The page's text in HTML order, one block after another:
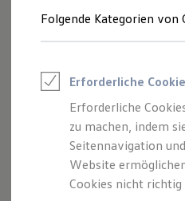
Junge
Saisonangebote
Leasing
Leasing-
Junge
Elektroauto
Kleinwagen-
Leasing ohne
Ganz
Polo.
Folgende Kategorien von
Erforderliche
Erforderliche
zu machen, indem
Seitennavigation
Website
Cookies nicht